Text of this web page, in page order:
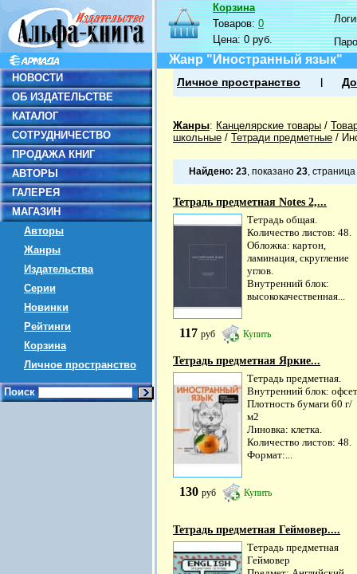
НОВОСТИ
ОБ ИЗДАТЕЛЬСТВЕ
КАТАЛОГ
СОТРУДНИЧЕСТВО
ПРОДАЖА КНИГ
АВТОРЫ
ГАЛЕРЕЯ
МАГАЗИН
Авторы
Жанры
Издательства
Серии
Новинки
Рейтинги
Корзина
Личное пространство
Поиск
Корзина
Товаров:0
Цена:0 руб.
Жанр "Иностранный язык"
Личное пространство
Жанры: Канцелярские товары /
школьные / Тетради предметные /
Найдено: 23, показано 23, страница
Тетрадь предметная Notes 2,...
Тетрадь общая.
Количество листов: 48.
Обложка: картон,
ламинация, скругление
углов.
Внутренний блок:
высококачественная...
117 руб Купить
Тетрадь предметная Яркие...
Тетрадь предметная.
Внутренний блок:
Плотность бумаги 60 г/
м2
Линовка: клетка.
Количество листов: 48.
Формат:...
130 руб Купить
Тетрадь предметная Геймовер....
Тетрадь предметная
Геймовер